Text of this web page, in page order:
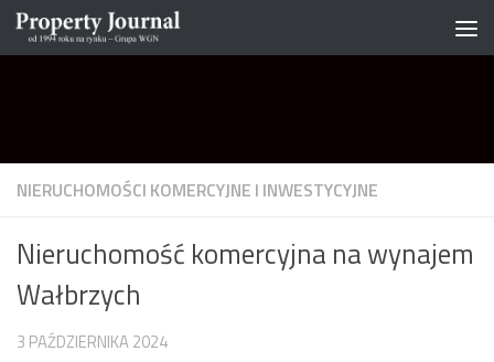
Skip to content
NIERUCHOMOŚCI KOMERCYJNE I INWESTYCYJNE
Nieruchomość komercyjna na wynajem
Wałbrzych
3 PAŹDZIERNIKA 2024